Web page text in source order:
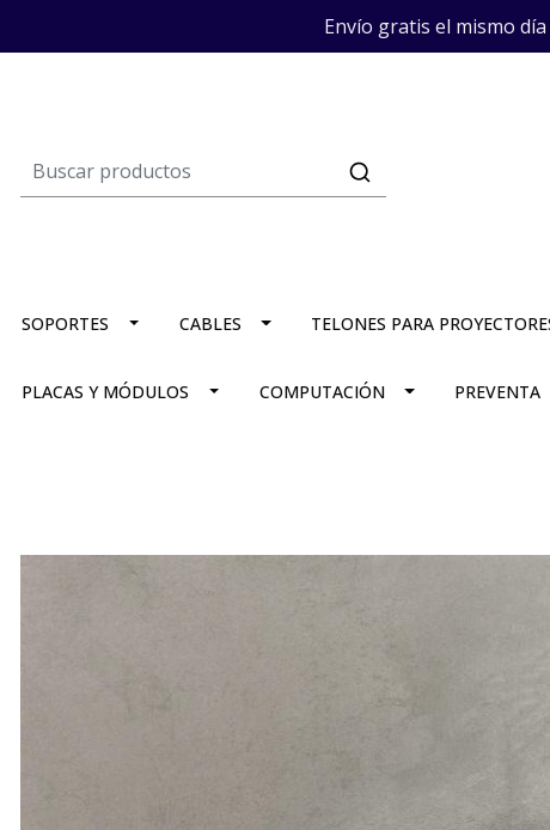
Envío gratis el mismo
SOPORTES CABLES TELONES PARA
PLACAS Y MÓDULOS COMPUTACIÓN PREVENTA